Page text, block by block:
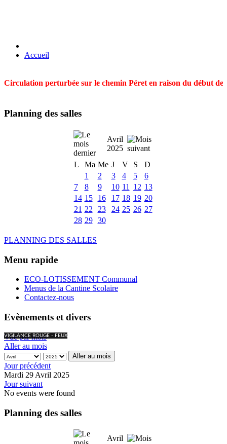
Accueil
Circulation perturbée sur le chemin Péret en raison du début
Planning des salles
Avril
2025
L
Ma Me J V S
D
1
2 3 4 5
6
7
8 9 10 11 12 13
14 15 16 17 18 19 20
21 22 23 24 25 26 27
28 29 30
PLANNING DES SALLES
Menu rapide
ECO-LOTISSEMENT Communal
Menus de la Cantine Scolaire
Contactez-nous
Evènements et divers
VIGILANCE ROUGE - FEUX
Vue par mois
Aller au mois
Aller au mois
Jour précédent
Mardi 29 Avril 2025
Jour suivant
No events were found
Planning des salles
Avril